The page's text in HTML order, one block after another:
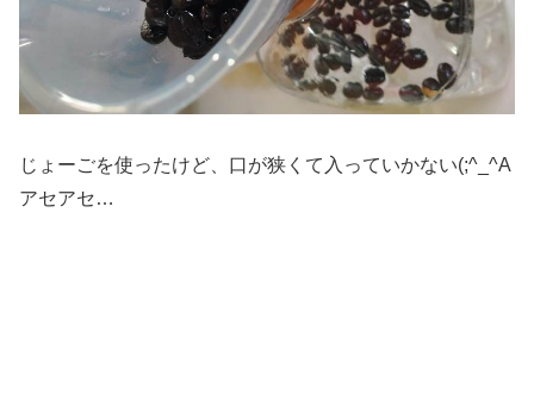
じょーごを使ったけど、口が狭くて入っていかない(;^_^A
アセアセ…